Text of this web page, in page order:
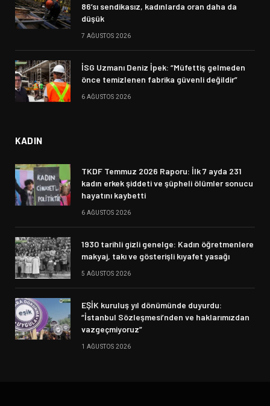
86’sı sendikasız, kadınlarda oran daha da
düşük
7 AĞUSTOS 2026
İSG Uzmanı Deniz İpek: “Müfettiş gelmeden
önce temizlenen fabrika güvenli değildir”
6 AĞUSTOS 2026
KADIN
TKDF Temmuz 2026 Raporu: İlk 7 ayda 231
kadın erkek şiddeti ve şüpheli ölümler sonucu
hayatını kaybetti
6 AĞUSTOS 2026
1930 tarihli gizli genelge: Kadın öğretmenlere
makyaj, takı ve gösterişli kıyafet yasağı
5 AĞUSTOS 2026
EŞİK kuruluş yıl dönümünde duyurdu:
“İstanbul Sözleşmesi’nden ve haklarımızdan
vazgeçmiyoruz”
1 AĞUSTOS 2026